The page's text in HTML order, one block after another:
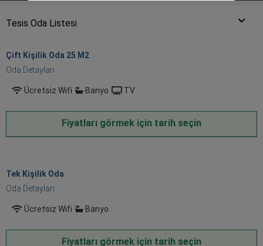
Tesis Oda Listesi
Çift Kişilik Oda 25 M 2
Oda Detayları
Ücretsiz Wifi Banyo TV
Fiyatları görmek için tarih seçin
Tek Kişilik Oda
Oda Detayları
Ücretsiz Wifi Banyo
Fiyatları görmek için tarih seçin